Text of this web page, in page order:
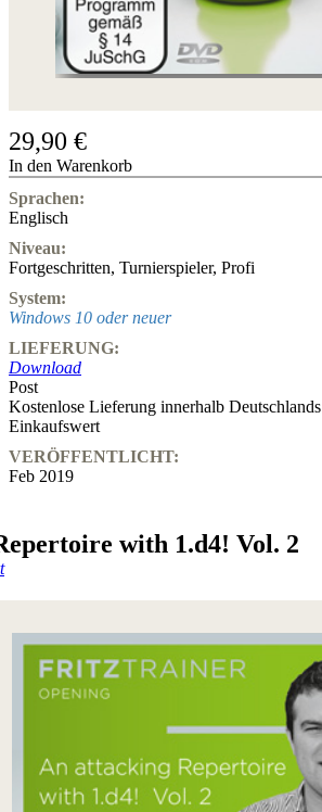
29,90 €
In den Warenkorb
Sprachen:
Englisch
Niveau:
Fortgeschritten, Turnierspieler, Profi
System:
Windows 10 oder neuer
LIEFERUNG:
Download
Post
Kostenlose Lieferung innerhalb
Einkaufswert
VERÖFFENTLICHT:
Feb 2019
with 1.d4! Vol. 2